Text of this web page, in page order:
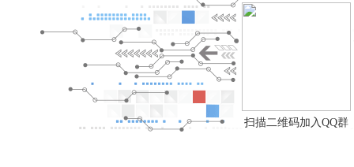
扫描二维码加入QQ群